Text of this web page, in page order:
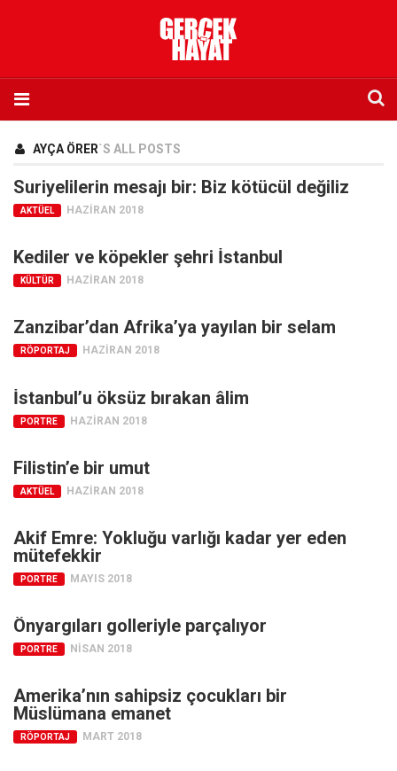
Künye
Abone olmak istiyorum
Satış noktası listesi
Eksik sayıların temini
Sosyal Medya
Facebook
YouTube
Editörden
Yazarlar
Kemal Özer
Mahmut Toptaş
Yvonne Ridley
Barış Tarımcıoğlu
Yusuf Armağan
Hasanali Yıldırım
AYÇA ÖRER`S ALL POSTS
Suriyelilerin mesajı bir: Biz kötücül değiliz
AKTÜEL HAZIRAN 2018
Kediler ve köpekler şehri İstanbul
KÜLTÜR HAZIRAN 2018
Zanzibar’dan Afrika’ya yayılan bir selam
RÖPORTAJ HAZIRAN 2018
İstanbul’u öksüz bırakan âlim
PORTRE HAZIRAN 2018
Filistin’e bir umut
AKTÜEL HAZIRAN 2018
Akif Emre: Yokluğu varlığı kadar yer eden
mütefekkir
PORTRE MAYIS 2018
Önyargıları golleriyle parçalıyor
PORTRE NISAN 2018
Amerika’nın sahipsiz çocukları bir
Müslümana emanet
RÖPORTAJ MART 2018